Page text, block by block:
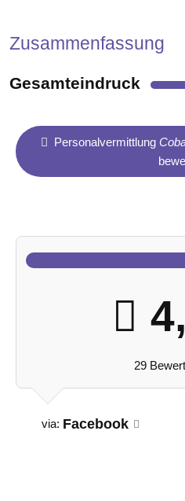
Zusammenfassung
Gesamteindruck
Personalvermittlung
29
via: Facebook